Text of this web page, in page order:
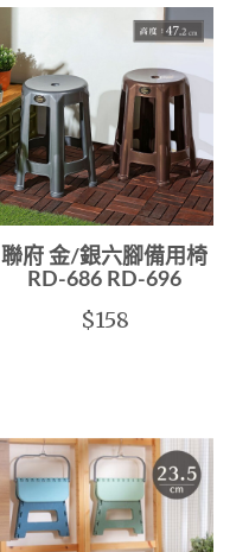
聯府 金/銀六腳備用椅
RD-686 RD-696
$158